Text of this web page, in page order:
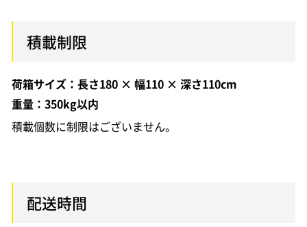
積載制限
荷箱サイズ：長さ180 × 幅110 × 深さ110cm
重量：350kg以内
積載個数に制限はございません。
配送時間